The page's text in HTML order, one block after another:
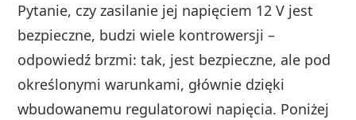
Pytanie, czy zasilanie jej napięciem 12 V jest
bezpieczne, budzi wiele kontrowersji –
odpowiedź brzmi: tak, jest bezpieczne, ale pod
określonymi warunkami, głównie dzięki
wbudowanemu regulatorowi napięcia. Poniżej